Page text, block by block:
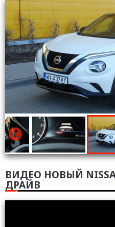
ВИДЕО НОВЫЙ
ДРАЙВ